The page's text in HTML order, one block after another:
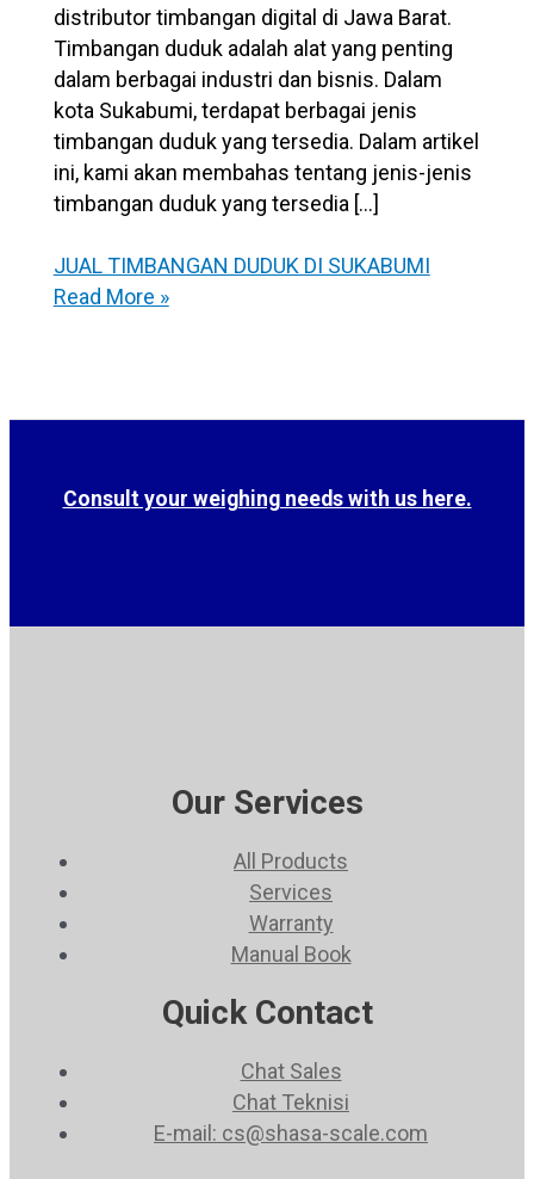
distributor timbangan digital di Jawa Barat.
Timbangan duduk adalah alat yang penting
dalam berbagai industri dan bisnis. Dalam
kota Sukabumi, terdapat berbagai jenis
timbangan duduk yang tersedia. Dalam artikel
ini, kami akan membahas tentang jenis-jenis
timbangan duduk yang tersedia […]
JUAL TIMBANGAN DUDUK DI SUKABUMI
Read More »
Consult your weighing needs with us here.
Our Services
All Products
Services
Warranty
Manual Book
Quick Contact
Chat Sales
Chat Teknisi
E-mail: cs@shasa-scale.com